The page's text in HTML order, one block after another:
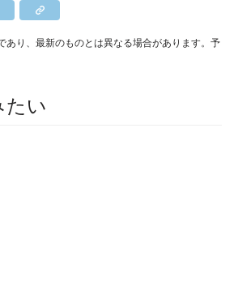
あり、最新のものとは異なる場合があります。予
たい